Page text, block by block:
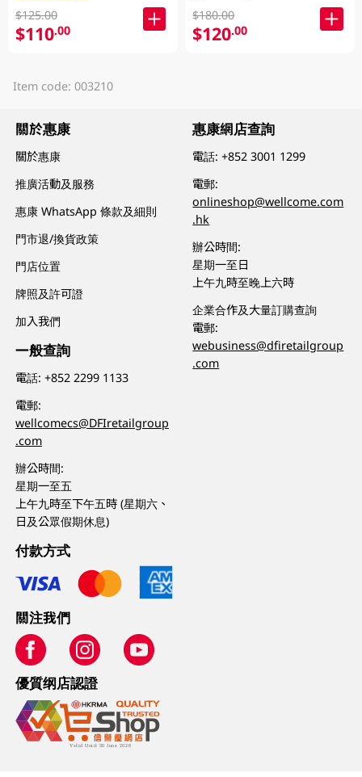
$125.00
$110.00
$180.00
$120.00
Item code: 003210
關於惠康
關於惠康
推廣活動及服務
惠康 WhatsApp 條款及細則
門市退/換貨政策
門店位置
牌照及許可證
加入我們
一般查詢
電話:+852 2299 1133
電郵:
wellcomecs@DFIretailgroup
.com
辦公時間:
星期一至五
上午九時至下午五時 (星期六、
日及公眾假期休息)
惠康網店查詢
電話:+852 3001 1299
電郵:
onlineshop@wellcome.com
.hk
辦公時間:
星期一至日
上午九時至晚上六時
企業合作及大量訂購查詢
電郵:
webusiness@dfiretailgroup
.com
付款方式
關注我們
優質纲店認證